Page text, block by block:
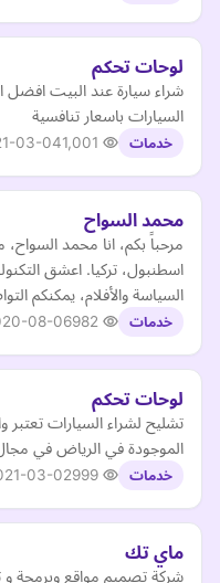
لوحات تحكم
شراء سيارة عند البيت افضل
السيارات باسعار تنافسية
خدمات 03-04
محمد السواح
مرحباً بكم، انا محمد
اسطنبول، تركيا. اعشق
السياسة والأفلام، يمكنكم
خدمات 08-06
لوحات تحكم
تشليح لشراء السيارات
الموجودة في الرياض في مجال
خدمات 03-02
ماي تك